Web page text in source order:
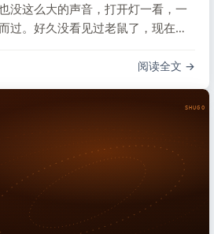
没这么大的声音，打开灯一看，一
过。好久没看见过老鼠了，现在住
，晚上也没有关，老鼠就这样爬进
阅读全文
SHUGO